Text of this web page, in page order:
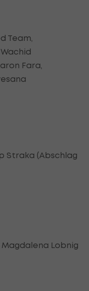
Team,
Fara,
Straka (Abschlag
Magdalena Lobnig